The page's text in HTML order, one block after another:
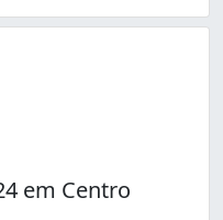
em Centro